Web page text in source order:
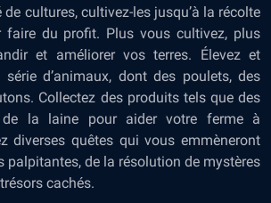
cultures, cultivez-les jusqu’à la récolte
faire du profit. Plus vous cultivez, plus
et améliorer vos terres. Élevez et
d’animaux, dont des poulets, des
Collectez des produits tels que des
la laine pour aider votre ferme à
diverses quêtes qui vous emmèneront
palpitantes, de la résolution de mystères
cachés.